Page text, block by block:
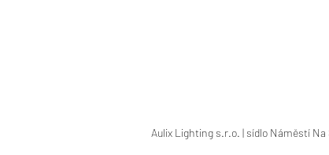
Aulix Lighting s.r.o. | sídlo Náměstí Na